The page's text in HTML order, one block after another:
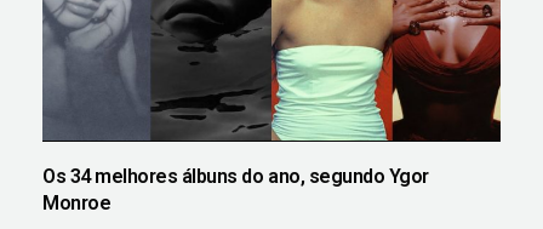
Os 34 melhores álbuns do ano, segundo Ygor
Monroe